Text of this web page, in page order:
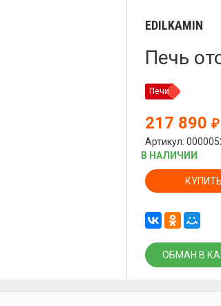
EDILKAMIN
Печь
Печи
217 890₽
Артикул:
В НАЛИЧИИ
КУПИТЬ
ОБМАН В